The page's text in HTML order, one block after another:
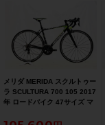
メリダ MERIDA スクルトゥー
ラ SCULTURA 700 105 2017
年 ロードバイク 47サイズ マ